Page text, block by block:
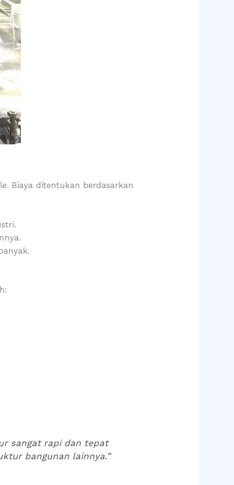
Biaya ditentukan berdasarkan
sangat rapi dan tepat
bangunan lainnya.”